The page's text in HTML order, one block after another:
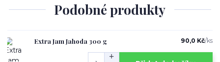
Podobné produkty
Extra Jam Jahoda 300 g 90,0 Kč/ks